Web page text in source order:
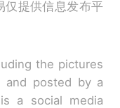
仅提供信息发布平
the pictures
and posted by a
a social media